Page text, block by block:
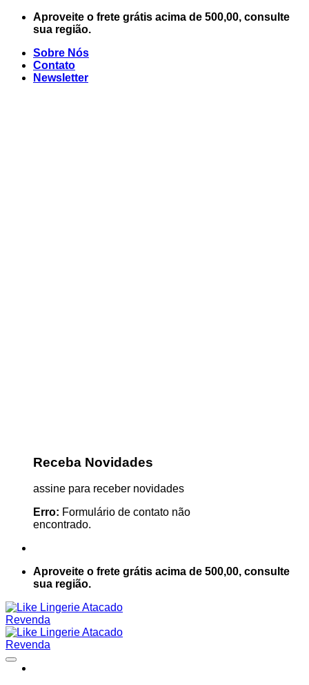
Skip
Aproveite o frete grátis acima de 500,00, consulte
sua região.
Sobre Nós
Contato
Newsletter
Receba Novidades
assine para receber novidades
Erro: Formulário de contato não
encontrado.
Aproveite o frete grátis acima de 500,00, consulte
sua região.